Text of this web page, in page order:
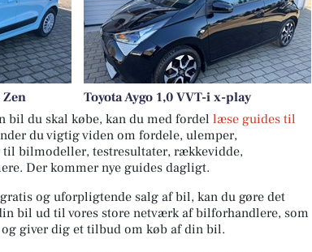
Zen
Toyota Aygo 1,0 VVT-i x-play
du skal købe, kan du med fordel læse guides til
du vigtig viden om fordele, ulemper,
bilmodeller, testresultater, rækkevidde,
Der kommer nye guides dagligt.
og uforpligtende salg af bil, kan du gøre det
bil ud til vores store netværk af bilforhandlere, som
giver dig et tilbud om køb af din bil.